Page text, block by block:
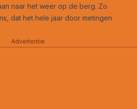
naar het weer op de berg. Zo
dat het hele jaar door metingen
Advertentie